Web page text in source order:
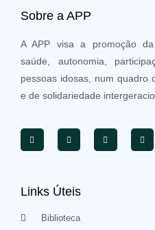
Sobre a APP
A APP visa a promoção da
saúde, autonomia,
pessoas idosas, num quadro
e de solidariedade
Links Úteis
Biblioteca